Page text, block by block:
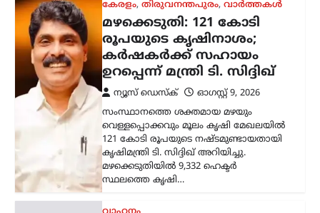
റോയല്‍ എന്‍ഫീല്‍ഡിന്റെ
പുതിയ ഹിമാലയന്‍ 440
സെപ്റ്റംബറില്‍
ന്യൂസ് ഡെസ്ക്
ഓഗസ്റ്റ്‌ 9, 2026
പ്രമുഖ ഇരുചക്ര വാഹന
നിര്‍മാതാക്കളായ റോയല്‍ എന്‍ഫീല്‍ഡ്
പുതിയ അഡ്വഞ്ചര്‍
മോട്ടോര്‍സൈക്കിളായ ഹിമാലയന്‍ 440
വിപണിയിലെത്തിക്കാനുള്ള
തയ്യാറെടുപ്പിലാണെന്ന് റിപ്പോര്‍ട്ടുകള്‍.
‘D4G’ എന്ന കോഡ് നാമത്തിലുള്ള
പദ്ധതിയിലാണ് കമ്പനി…
കണ്ണൂർ,കേരളം